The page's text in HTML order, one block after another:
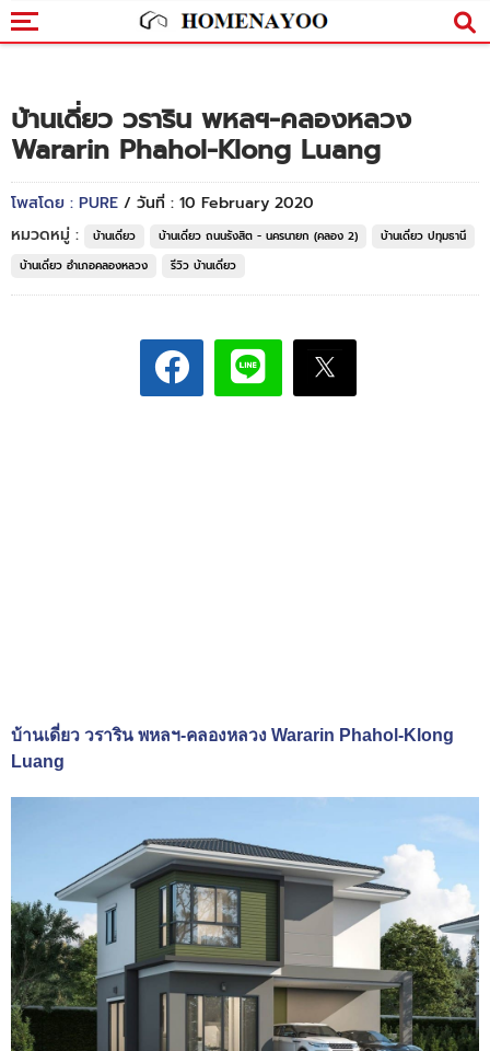
บ้านเดี่ยว วราริน พหลฯ-คลองหลวง
Wararin Phahol-Klong Luang
โพสโดย : PURE / วันที่ : 10 February 2020
หมวดหมู่ :
บ้านเดี่ยว บ้านเดี่ยว ถนนรังสิต - นครนายก (คลอง 2)
บ้านเดี่ยว ปทุมธานี
บ้านเดี่ยว อำเภอคลองหลวง
รีวิว บ้านเดี่ยว
บ้านเดี่ยว วราริน พหลฯ-คลองหลวง Wararin Phahol-Klong
Luang